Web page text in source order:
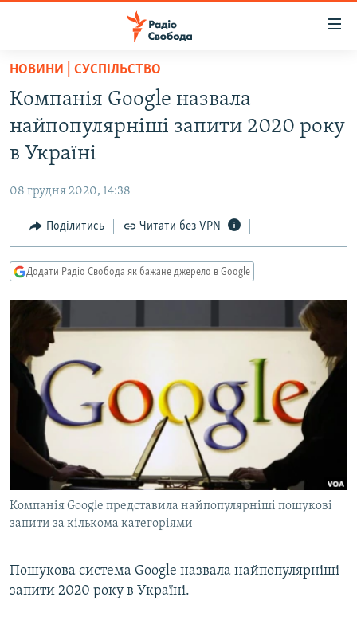
Перейти
основного
матеріалу
Перейти
до
основної
навігації
Перейти
до
пошуку
РАДІО СВОБОДА – 70 РОКІВ
СТАТТІ
ЕКОНОМІКА
СУСПІЛЬСТВО
УКРАЇНА
СВІТ
РОСІЙСЬКА «ФІЛЬТРАЦІЯ»
ДОНБАС.РЕАЛІЇ
ТИ ЯК?
СХЕМИ
КИТАЙ.ВИКЛИКИ
МУЛЬТИМЕДІА
ФОТО
СПЕЦПРОЄКТИ
ПОДКАСТИ
КРИМ РЕАЛІЇ
РУС
КТАТ
НОВИНИ | СУСПІЛЬСТВО
Компанія Google назвала
найпопулярніші запити 2020 року
в Україні
08 грудня 2020, 14:38
Поділитись Читати без VPN
Додати Радіо Свобода як бажане джерело в Google
Компанія Google представила найпопулярніші пошукові
запити за кількома категоріями
Пошукова система Google назвала найпопулярніші
запити 2020 року в Україні.